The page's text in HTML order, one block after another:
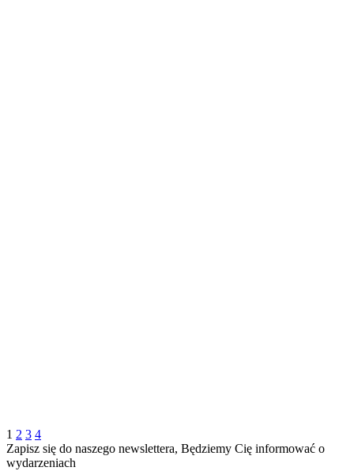
1 2 3 4
Zapisz się do naszego newslettera, Będziemy Cię informować o
wydarzeniach